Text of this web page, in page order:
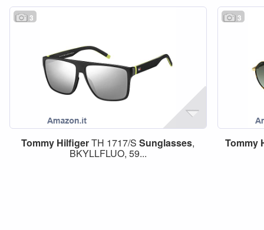
3
Tommy HilfigerTH 1717/SSunglasses,
BKYLLFLUO, 59...
3
Tommy